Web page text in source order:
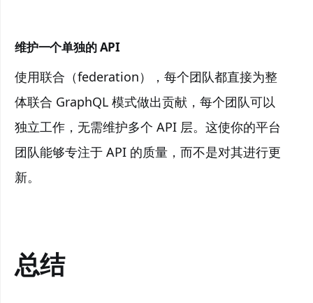
维护一个单独的 API
使用联合（federation），每个团队都直接为整
体联合 GraphQL 模式做出贡献，每个团队可以
独立工作，无需维护多个 API 层。这使你的平台
团队能够专注于 API 的质量，而不是对其进行更
新。
总结